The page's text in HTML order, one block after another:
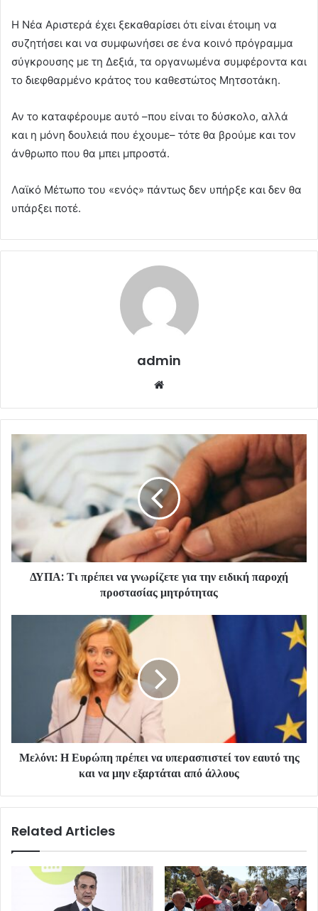
Η Νέα Αριστερά έχει ξεκαθαρίσει ότι είναι έτοιμη να
συζητήσει και να συμφωνήσει σε ένα κοινό πρόγραμμα
σύγκρουσης με τη Δεξιά, τα οργανωμένα συμφέροντα και
το διεφθαρμένο κράτος του καθεστώτος Μητσοτάκη.
Αν το καταφέρουμε αυτό –που είναι το δύσκολο, αλλά
και η μόνη δουλειά που έχουμε– τότε θα βρούμε και τον
άνθρωπο που θα μπει μπροστά.
Λαϊκό Μέτωπο του «ενός» πάντως δεν υπήρξε και δεν θα
υπάρξει ποτέ.
admin
ΔΥΠΑ: Τι πρέπει να γνωρίζετε για την ειδική παροχή
προστασίας μητρότητας
Μελόνι: Η Ευρώπη πρέπει να υπερασπιστεί τον εαυτό της
και να μην εξαρτάται από άλλους
Related Articles